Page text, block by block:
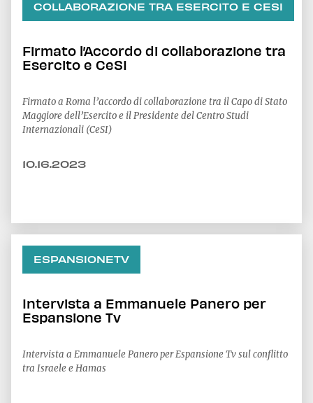
COLLABORAZIONE TRA ESERCITO E CESI
Firmato l’Accordo di collaborazione tra
Esercito e CeSI
Firmato a Roma l’accordo di collaborazione tra il Capo di Stato
Maggiore dell’Esercito e il Presidente del Centro Studi
Internazionali (CeSI)
10.16.2023
ESPANSIONETV
Intervista a Emmanuele Panero per
Espansione Tv
Intervista a Emmanuele Panero per Espansione Tv sul conflitto
tra Israele e Hamas